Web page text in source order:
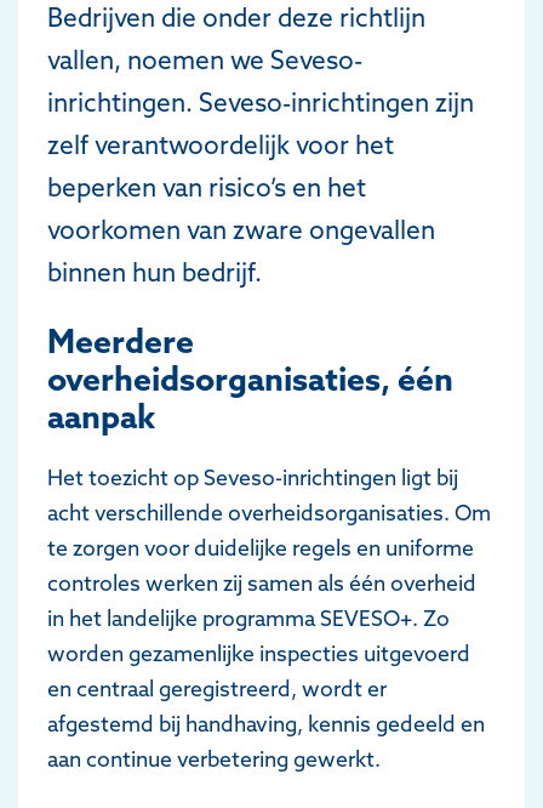
Bedrijven die onder deze richtlijn
vallen, noemen we Seveso-
inrichtingen. Seveso-inrichtingen zijn
zelf verantwoordelijk voor het
beperken van risico’s en het
voorkomen van zware ongevallen
binnen hun bedrijf.
Meerdere
overheidsorganisaties, één
aanpak
Het toezicht op Seveso-inrichtingen ligt bij
acht verschillende overheidsorganisaties. Om
te zorgen voor duidelijke regels en uniforme
controles werken zij samen als één overheid
in het landelijke programma SEVESO+. Zo
worden gezamenlijke inspecties uitgevoerd
en centraal geregistreerd, wordt er
afgestemd bij handhaving, kennis gedeeld en
aan continue verbetering gewerkt.